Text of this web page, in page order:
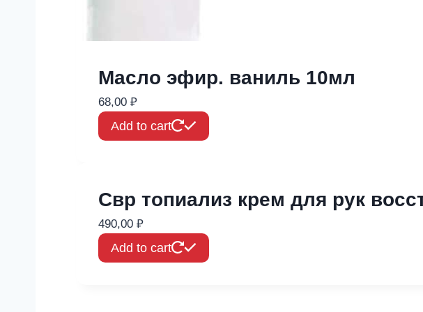
Масло эфир. ваниль 10мл
68,00 ₽
Add to cart
Свр топиализ крем для рук
490,00 ₽
Add to cart